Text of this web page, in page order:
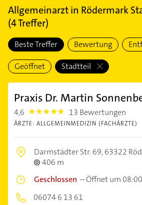
Allgemeinarztin Rödermark
(4Treffer)
Beste Treffer Bewertung
Geöffnet Stadtteil
Praxis Dr. Martin
4,6 4.6 13 Bewertungen
ÄRZTE: ALLGEMEINMEDIZIN (FACHÄRZTE)
Darmstädter Str. 69,63322
406 m
Geschlossen –Öffnet um 08:00
06074 6 13 61